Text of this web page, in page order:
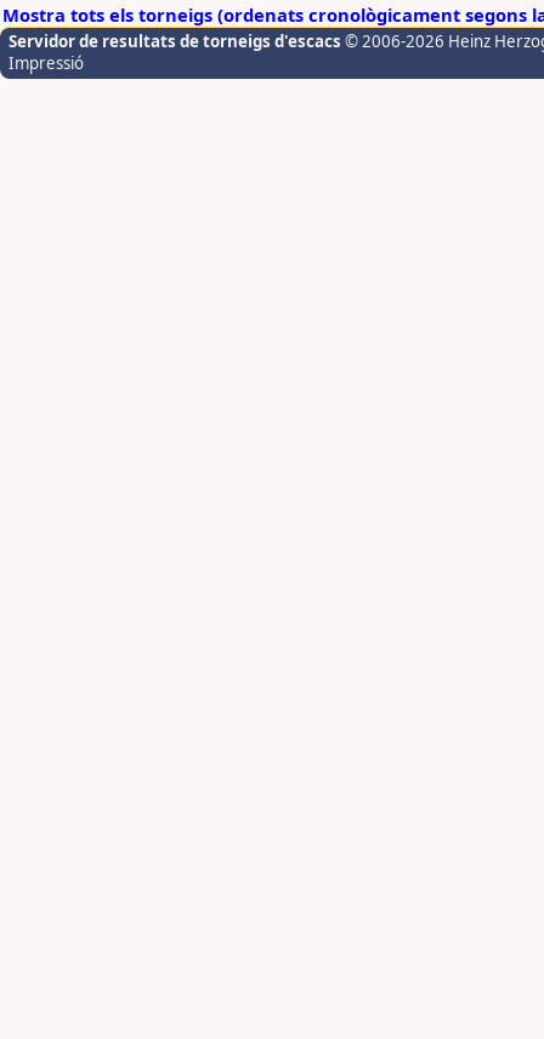
Mostra tots els torneigs (ordenats cronològicament segons
Servidor de resultats de torneigs d'escacs © 2006-2026 Heinz
Impressió